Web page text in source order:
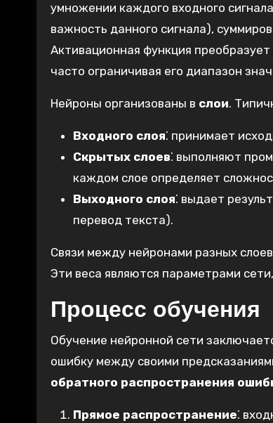
умножении каждого входного
важность данного сигнала)‚
Активационная функция
часто ограничивая его диапазон
Нейроны организованы в слои.
Входного слоя⁚ принимает
Скрытых слоев⁚ выполняют
каждом слое определяет
Выходного слоя⁚ выдает
перевод текста).
Связи между нейронами разных
Эти веса являются параметрами
Процесс обучения
Обучение нейронной сети
ошибку между своими
обратного распространения
Прямое распространение⁚